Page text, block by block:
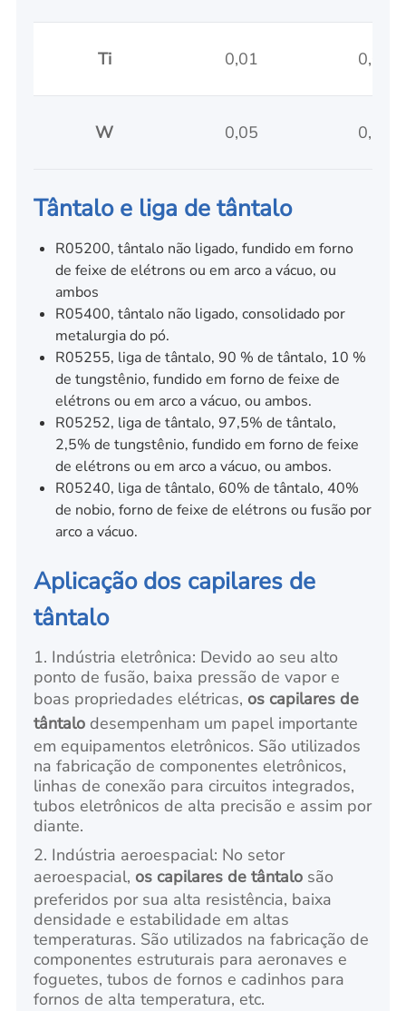
Ti 0,01 0,01
W 0,05 0,05
Tântalo e liga de tântalo
R05200, tântalo não ligado, fundido em forno
de feixe de elétrons ou em arco a vácuo, ou
ambos
R05400, tântalo não ligado, consolidado por
metalurgia do pó.
R05255, liga de tântalo, 90 % de tântalo, 10 %
de tungstênio, fundido em forno de feixe de
elétrons ou em arco a vácuo, ou ambos.
R05252, liga de tântalo, 97,5% de tântalo,
2,5% de tungstênio, fundido em forno de feixe
de elétrons ou em arco a vácuo, ou ambos.
R05240, liga de tântalo, 60% de tântalo, 40%
de nobio, forno de feixe de elétrons ou fusão por
arco a vácuo.
Aplicação dos capilares de
tântalo
1. Indústria eletrônica: Devido ao seu alto
ponto de fusão, baixa pressão de vapor e
boas propriedades elétricas, os capilares de
tântalo desempenham um papel importante
em equipamentos eletrônicos. São utilizados
na fabricação de componentes eletrônicos,
linhas de conexão para circuitos integrados,
tubos eletrônicos de alta precisão e assim por
diante.
2. Indústria aeroespacial: No setor
aeroespacial, os capilares de tântalo são
preferidos por sua alta resistência, baixa
densidade e estabilidade em altas
temperaturas. São utilizados na fabricação de
componentes estruturais para aeronaves e
foguetes, tubos de fornos e cadinhos para
fornos de alta temperatura, etc.